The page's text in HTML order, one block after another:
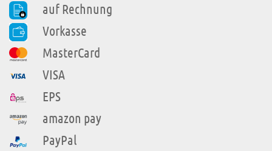
auf Rechnung
Vorkasse
MasterCard
VISA
EPS
amazon pay
PayPal